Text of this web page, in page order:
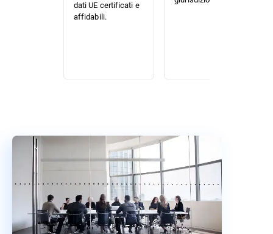
dati UE certificati e
affidabili.